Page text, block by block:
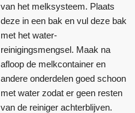
van het melksysteem. Plaats
deze in een bak en vul deze bak
met het water-
reinigingsmengsel. Maak na
afloop de melkcontainer en
andere onderdelen goed schoon
met water zodat er geen resten
van de reiniger achterblijven.